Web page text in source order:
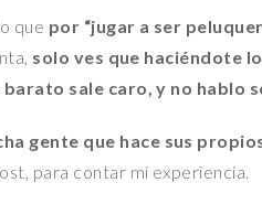
que por “jugar a ser
solo ves que haciéndote
sale caro, y no hablo
gente que hace sus
para contar mi experiencia.